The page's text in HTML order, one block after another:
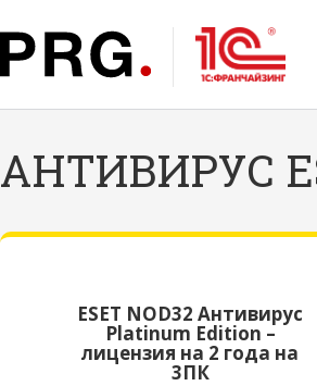
АНТИВИРУС
ESET NOD32 Антивирус
Platinum Edition –
лицензия на 2 года на
3ПК